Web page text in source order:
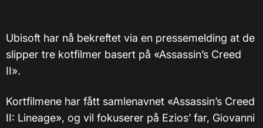
Ubisoft har nå bekreftet via en pressemelding at de
slipper tre kotfilmer basert på «Assassin’s Creed
II».
Kortfilmene har fått samlenavnet «Assassin’s Creed
II: Lineage», og vil fokuserer på Ezios’ far, Giovanni